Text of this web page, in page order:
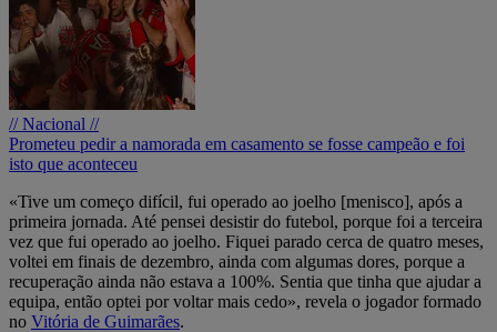
// Nacional //
Prometeu pedir a namorada em casamento se fosse campeão e foi
isto que aconteceu
«Tive um começo difícil, fui operado ao joelho [menisco], após a
primeira jornada. Até pensei desistir do futebol, porque foi a terceira
vez que fui operado ao joelho. Fiquei parado cerca de quatro meses,
voltei em finais de dezembro, ainda com algumas dores, porque a
recuperação ainda não estava a 100%. Sentia que tinha que ajudar a
equipa, então optei por voltar mais cedo», revela o jogador formado
no Vitória de Guimarães.